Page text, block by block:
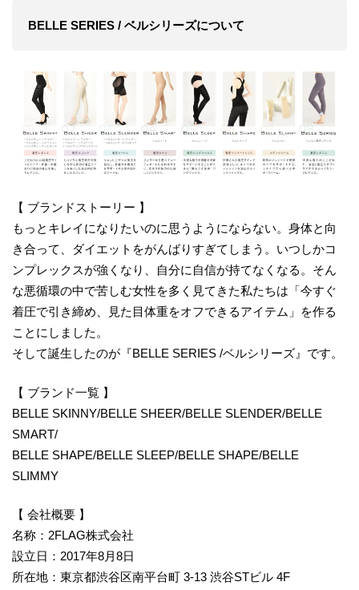
BELLE SERIES / ベルシリーズについて
【 ブランドストーリー 】
もっとキレイになりたいのに思うようにならない。身体と向
き合って、ダイエットをがんばりすぎてしまう。いつしかコ
ンプレックスが強くなり、自分に自信が持てなくなる。そん
な悪循環の中で苦しむ女性を多く見てきた私たちは「今すぐ
着圧で引き締め、見た目体重をオフできるアイテム」を作る
ことにしました。
そして誕生したのが『BELLE SERIES /ベルシリーズ』です。
【 ブランド一覧 】
BELLE SKINNY/BELLE SHEER/BELLE SLENDER/BELLE
SMART/
BELLE SHAPE/BELLE SLEEP/BELLE SHAPE/BELLE
SLIMMY
【 会社概要 】
名称：2FLAG株式会社
設立日：2017年8月8日
所在地：東京都渋谷区南平台町 3-13 渋谷STビル 4F